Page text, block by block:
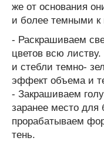
же от основания
и более темными к
- Раскрашиваем
цветов всю
и стебли темно-
эффект объема и
- Закрашиваем
заранее место
прорабатываем
тень.